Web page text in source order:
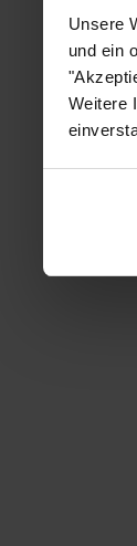
Unsere
und ein
Weitere